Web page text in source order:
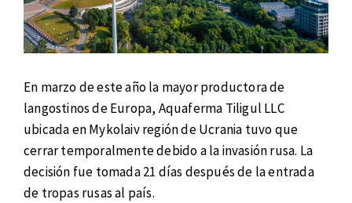
En marzo de este año la mayor productora de
langostinos de Europa, Aquaferma Tiligul LLC
ubicada en Mykolaiv región de Ucrania tuvo que
cerrar temporalmente debido a la invasión rusa. La
decisión fue tomada 21 días después de la entrada
de tropas rusas al país.